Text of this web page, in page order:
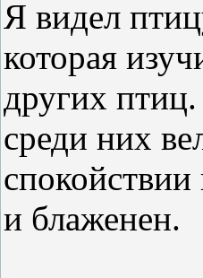
Я видел
которая
других
среди них
и блаженен.